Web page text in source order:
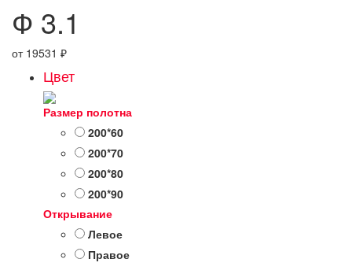
Ф 3.1
от 19531 ₽
Цвет
Размер полотна
200*60
200*70
200*80
200*90
Открывание
Левое
Правое